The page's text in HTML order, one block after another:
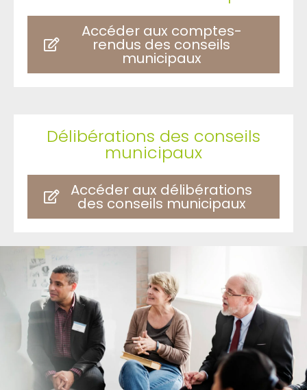
Accéder aux comptes-
rendus des conseils
municipaux
Délibérations des conseils
municipaux
Accéder aux délibérations
des conseils municipaux